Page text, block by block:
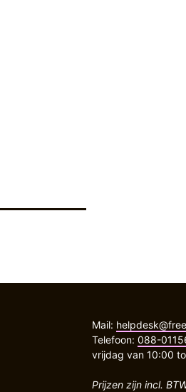
Mail:
Telefoon: 088-
vrijdag van 10:00
Prijzen zijn incl.